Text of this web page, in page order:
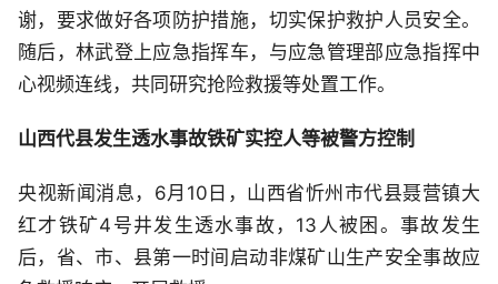
谢，要求做好各项防护措施，切实保护救护人员安全。
随后，林武登上应急指挥车，与应急管理部应急指挥中
心视频连线，共同研究抢险救援等处置工作。
山西代县发生透水事故铁矿实控人等被警方控制
央视新闻消息，6月10日，山西省忻州市代县聂营镇大
红才铁矿4号井发生透水事故，13人被困。事故发生
后，省、市、县第一时间启动非煤矿山生产安全事故应